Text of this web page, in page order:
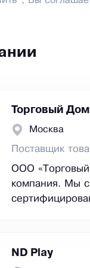
Торговый
Москва
Поставщик
ООО
компания. Мы
ND Play